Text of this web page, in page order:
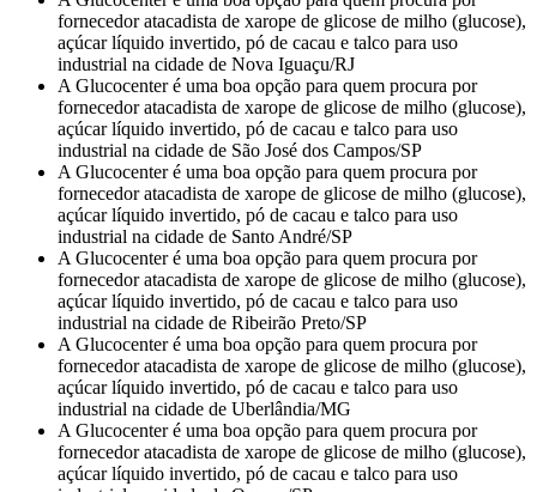
fornecedor atacadista de xarope de glicose de milho (glucose),
açúcar líquido invertido, pó de cacau e talco para uso
industrial na cidade de Nova Iguaçu/RJ
A Glucocenter é uma boa opção para quem procura por
fornecedor atacadista de xarope de glicose de milho (glucose),
açúcar líquido invertido, pó de cacau e talco para uso
industrial na cidade de São José dos Campos/SP
A Glucocenter é uma boa opção para quem procura por
fornecedor atacadista de xarope de glicose de milho (glucose),
açúcar líquido invertido, pó de cacau e talco para uso
industrial na cidade de Santo André/SP
A Glucocenter é uma boa opção para quem procura por
fornecedor atacadista de xarope de glicose de milho (glucose),
açúcar líquido invertido, pó de cacau e talco para uso
industrial na cidade de Ribeirão Preto/SP
A Glucocenter é uma boa opção para quem procura por
fornecedor atacadista de xarope de glicose de milho (glucose),
açúcar líquido invertido, pó de cacau e talco para uso
industrial na cidade de Uberlândia/MG
A Glucocenter é uma boa opção para quem procura por
fornecedor atacadista de xarope de glicose de milho (glucose),
açúcar líquido invertido, pó de cacau e talco para uso